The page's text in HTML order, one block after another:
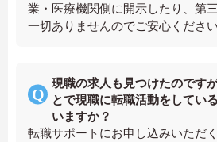
業・医療機関側に開示したり、第
一切ありませんのでご安心ください
現職の求人も見つけたのです
とで現職に転職活動をしてい
いますか？
転職サポートにお申し込みいただ